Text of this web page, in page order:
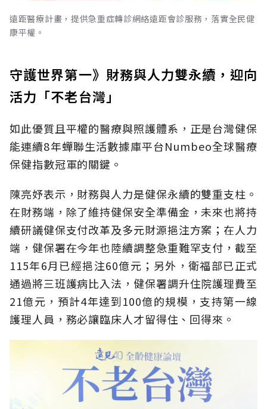
遠距醫療計畫，提供急重症轉診網絡遠距會診服務，落實全民健
康平權。
守護世界第一》財務與人力雙永續，迎向
活力「不老台灣」
如此優質且平權的醫療與照護體系，正是台灣健保
能連續8年蟬聯生活數據庫平台Numbeo全球醫療
保健指數冠軍的關鍵。
陳亮妤表示，財務與人力是健保永續的雙重支柱。
在財務端，除了維持健保安全準備金，未來也將持
續研議健保支付改革及多元財源挹注方案；在人力
端，健保署在今年也陸續調整急重難罕支付，截至
115年6月已經挹注60億元；另外，衛福部已正式
通過將三班護病比入法，健保署調升住院護理費至
21億元，預計4年達到100億的規模，支持第一線
護理人員，務必讓臨床人才留得住、回得來。